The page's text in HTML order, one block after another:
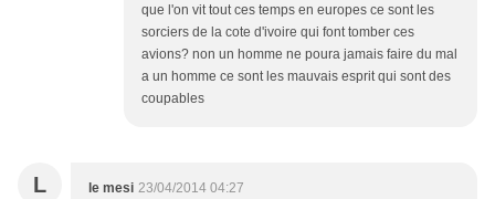
que l'on vit tout ces temps en europes ce sont les
sorciers de la cote d'ivoire qui font tomber ces
avions? non un homme ne poura jamais faire du mal
a un homme ce sont les mauvais esprit qui sont des
coupables
L le mesi 23/04/2014 04:27